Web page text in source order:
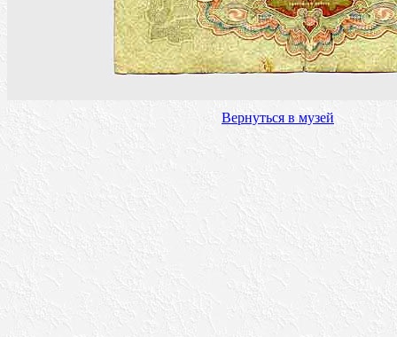
Вернуться в музей